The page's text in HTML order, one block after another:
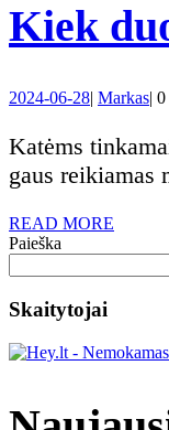
Kiek
2024-06-282024-
28
| Markas| 0
Katėms tinkamai maitintis yra būtina, kad jos išliktų sveikos ir energingos. Tinkamai suderintas kačių maistas padeda ne tik užtikrinti, kad jūsų katė
gaus reikiamas
READ MORE
Paieška
Skaitytojai